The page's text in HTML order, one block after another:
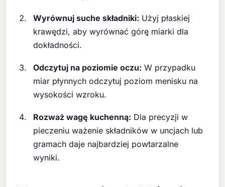
Wyrównuj suche składniki: Użyj płaskiej
krawędzi, aby wyrównać górę miarki dla
dokładności.
Odczytuj na poziomie oczu: W przypadku
miar płynnych odczytuj poziom menisku na
wysokości wzroku.
Rozważ wagę kuchenną: Dla precyzji w
pieczeniu ważenie składników w uncjach lub
gramach daje najbardziej powtarzalne
wyniki.